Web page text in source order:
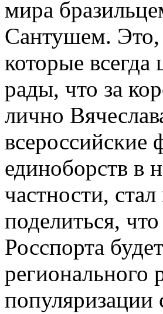
мира
Сантушем. Это,
которые
рады, что за
лично
всероссийские
единоборств в
частности,
поделиться,
Росспорта
регионального